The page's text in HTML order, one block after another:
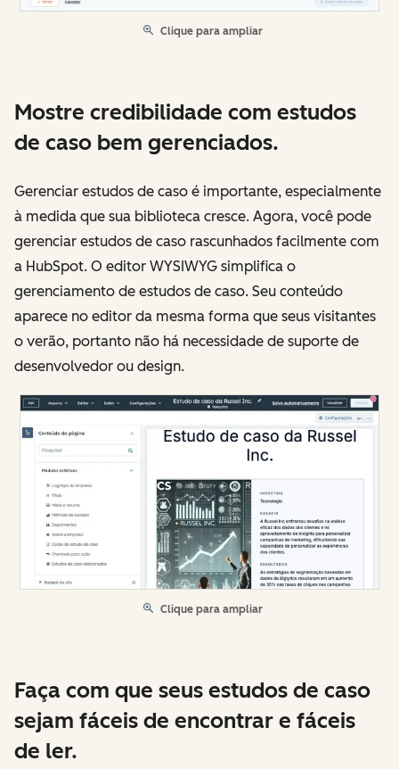
Clique para ampliar
Mostre credibilidade com estudos
de caso bem gerenciados.
Gerenciar estudos de caso é importante, especialmente
à medida que sua biblioteca cresce. Agora, você pode
gerenciar estudos de caso rascunhados facilmente com
a HubSpot. O editor WYSIWYG simplifica o
gerenciamento de estudos de caso. Seu conteúdo
aparece no editor da mesma forma que seus visitantes
o verão, portanto não há necessidade de suporte de
desenvolvedor ou design.
Clique para ampliar
Faça com que seus estudos de caso
sejam fáceis de encontrar e fáceis
de ler.